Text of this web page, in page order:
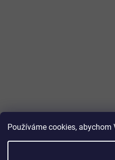
Používáme cookies,